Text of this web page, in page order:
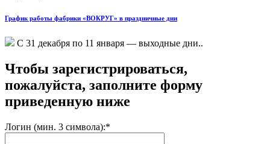
График работы фабрики «ВОКРУГ» в праздничные дни
С 31 декабря по 11 января — выходные дни..
Чтобы зарегистрироваться,
пожалуйста, заполните форму
приведенную ниже
Логин (мин. 3 символа):*